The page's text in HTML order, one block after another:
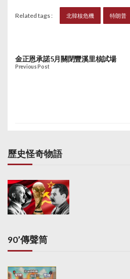
Related tags : 北韓核危機 特朗普
金正恩承諾5月關閉豐溪里核試場
Previous Post
歷史怪奇物語
90’傳聲筒